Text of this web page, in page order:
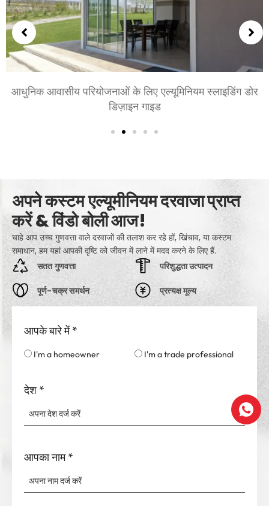
आधुनिक आवासीय परियोजनाओं के लिए एल्यूमिनियम स्लाइडिंग डोर
डिज़ाइन गाइड
अपने कस्टम एल्यूमीनियम दरवाजा प्राप्त
करें & विंडो बोली आज!
चाहे आप उच्च गुणवत्ता वाले दरवाजों की तलाश कर रहे हों, खिंचाव, या कस्टम
समाधान, हम यहां आपकी दृष्टि को जीवन में लाने में मदद करने के लिए हैं.
सतत गुणवत्ता
पूर्ण-चक्र समर्थन
परिशुद्धता उत्पादन
प्रत्यक्ष मूल्य
आपके बारे में *
I'm a homeowner I'm a trade professional
देश *
आपका नाम *